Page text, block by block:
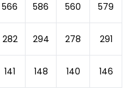
566 586 560 579
282 294 278 291
141 148 140 146